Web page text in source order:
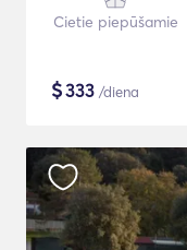
Cietie piepūšamie
$333 /diena